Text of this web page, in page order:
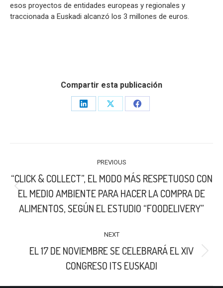
esos proyectos de entidades europeas y regionales y
traccionada a Euskadi alcanzó los 3 millones de euros.
Compartir esta publicación
Share
Share
Share
PREVIOUS
Previous
“CLICK & COLLECT”, EL MODO MÁS RESPETUOSO CON
EL MEDIO AMBIENTE PARA HACER LA COMPRA DE
ALIMENTOS, SEGÚN EL ESTUDIO “FOODELIVERY”
NEXT
Next
post:
EL 17 DE NOVIEMBRE SE CELEBRARÁ EL XIV
CONGRESO ITS EUSKADI